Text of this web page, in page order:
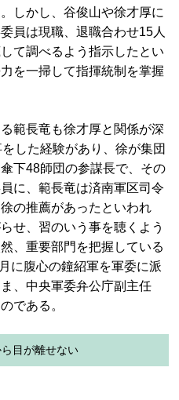
しかし、谷俊山や徐才厚に
員は現職、退職合わせ15人
て調べるよう指示したとい
を一掃して指揮統制を掌握
範長竜も徐才厚と関係が深
した経験があり、徐が集団
下48師団の参謀長で、その
に、範長竜は済南軍区司令
の推薦があったといわれ
せ、習のいう事を聴くよう
、重要部門を把握している
に腹心の鐘紹軍を軍委に派
、中央軍委弁公庁副主任
である。
目が離せない